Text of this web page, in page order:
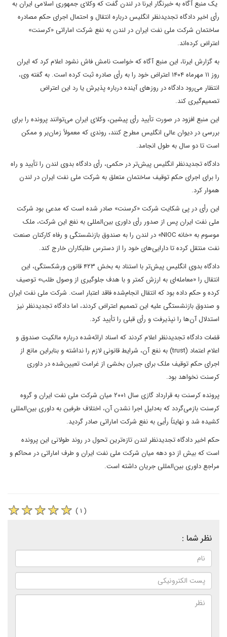
یک منبع آگاه به خبرنگار ایرنا در لندن گفت که وکلای جمهوری اسلامی ایران به
رأی اخیر دادگاه تجدیدنظر انگلیس درباره انتقال و احتمال اجرای حکم مصادره
ساختمان شرکت ملی نفت ایران در لندن به نفع شرکت اماراتی «کرسنت»
اعتراض کرده‌اند.
به گزارش ایرنا، این منبع آگاه که خواست نامش فاش نشود اعلام کرد که ایران
روز ۱۱ مهرماه ۱۴۰۴ اعتراض خود را به رأی صادره ثبت کرده است. به گفته وی،
انتظار می‌رود دادگاه در روزهای آینده درباره پذیرش یا رد این اعتراض
تصمیم‌گیری کند.
این منبع افزود در صورت تأیید رأی پیشین، وکلای ایران می‌توانند پرونده را برای
بررسی در دیوان عالی انگلیس مطرح کنند، روندی که معمولاً زمان‌بر و ممکن
است تا دو سال به طول انجامد.
دادگاه تجدیدنظر انگلیس پیش‌تر در حکمی، رأی دادگاه بدوی لندن را تأیید و راه
را برای اجرای حکم توقیف ساختمان متعلق به شرکت ملی نفت ایران در لندن
هموار کرد.
این رأی در پی شکایت شرکت «کرسنت» صادر شده است که مدعی بود شرکت
ملی نفت ایران پس از صدور رأی داوری بین‌المللی به نفع این شرکت، ملک
موسوم به «خانه NIOC» در لندن را به صندوق بازنشستگی و رفاه کارکنان صنعت
نفت منتقل کرده تا دارایی‌های خود را از دسترس طلبکاران خارج کند.
دادگاه بدوی انگلیس پیش‌تر با استناد به بخش ۴۲۳ قانون ورشکستگی، این
انتقال را «معامله‌ای به ارزش کمتر و با هدف جلوگیری از وصول طلب» توصیف
کرده و حکم داده بود که انتقال انجام‌شده فاقد اعتبار است. شرکت ملی نفت ایران
و صندوق بازنشستگی علیه این تصمیم اعتراض کردند، اما دادگاه تجدیدنظر نیز
استدلال آن‌ها را نپذیرفت و رأی قبلی را تأیید کرد.
قضات دادگاه تجدیدنظر اعلام کردند که اسناد ارائه‌شده درباره مالکیت صندوق و
اعلام اعتماد (trust) به نفع آن، شرایط قانونی لازم را نداشته و بنابراین مانع از
اجرای حکم توقیف ملک برای جبران بخشی از غرامت تعیین‌شده در داوری
کرسنت نخواهد بود.
پرونده کرسنت به قرارداد گازی سال ۲۰۰۱ میان شرکت ملی نفت ایران و گروه
کرسنت بازمی‌گردد که به‌دلیل اجرا نشدن آن، اختلاف طرفین به داوری بین‌المللی
کشیده شد و نهایتاً رأیی به نفع شرکت اماراتی صادر گردید.
حکم اخیر دادگاه تجدیدنظر لندن تازه‌ترین تحول در روند طولانی این پرونده
است که بیش از دو دهه میان شرکت ملی نفت ایران و طرف اماراتی در محاکم و
مراجع داوری بین‌المللی جریان داشته است.
( ۱ )
نظر شما :